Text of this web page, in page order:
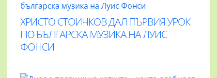
ХРИСТО СТОИЧКОВ ДАЛ ПЪРВИЯ УРОК
ПО БЪЛГАРСКА МУЗИКА НА ЛУИС
ФОНСИ